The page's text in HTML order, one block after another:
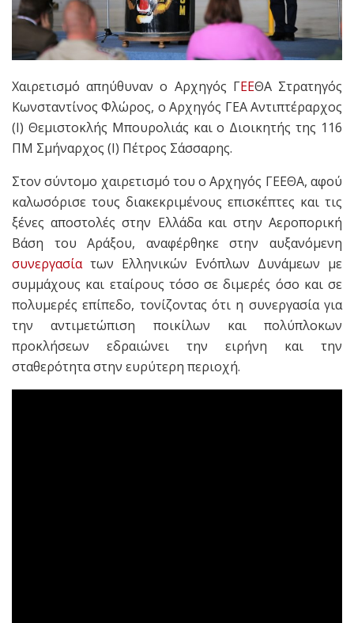
Χαιρετισμό απηύθυναν ο Αρχηγός ΓΕΕΘΑ Στρατηγός
Κωνσταντίνος Φλώρος, ο Αρχηγός ΓΕΑ Αντιπτέραρχος
(Ι) Θεμιστοκλής Μπουρολιάς και ο Διοικητής της 116
ΠΜ Σμήναρχος (Ι) Πέτρος Σάσσαρης.
Στον σύντομο χαιρετισμό του ο Αρχηγός ΓΕΕΘΑ, αφού
καλωσόρισε τους διακεκριμένους επισκέπτες και τις
ξένες αποστολές στην Ελλάδα και στην Αεροπορική
Βάση του Αράξου, αναφέρθηκε στην αυξανόμενη
συνεργασίατων Ελληνικών Ενόπλων Δυνάμεων με
συμμάχους και εταίρους τόσο σε διμερές όσο και σε
πολυμερές επίπεδο, τονίζοντας ότι η συνεργασία για
την αντιμετώπιση ποικίλων και πολύπλοκων
προκλήσεων εδραιώνει την ειρήνη και την
σταθερότητα στην ευρύτερη περιοχή.